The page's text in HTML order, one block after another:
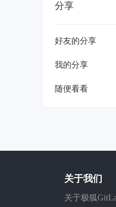
分享
好友的分享
我的分享
随便看看
关于我们
关于极狐